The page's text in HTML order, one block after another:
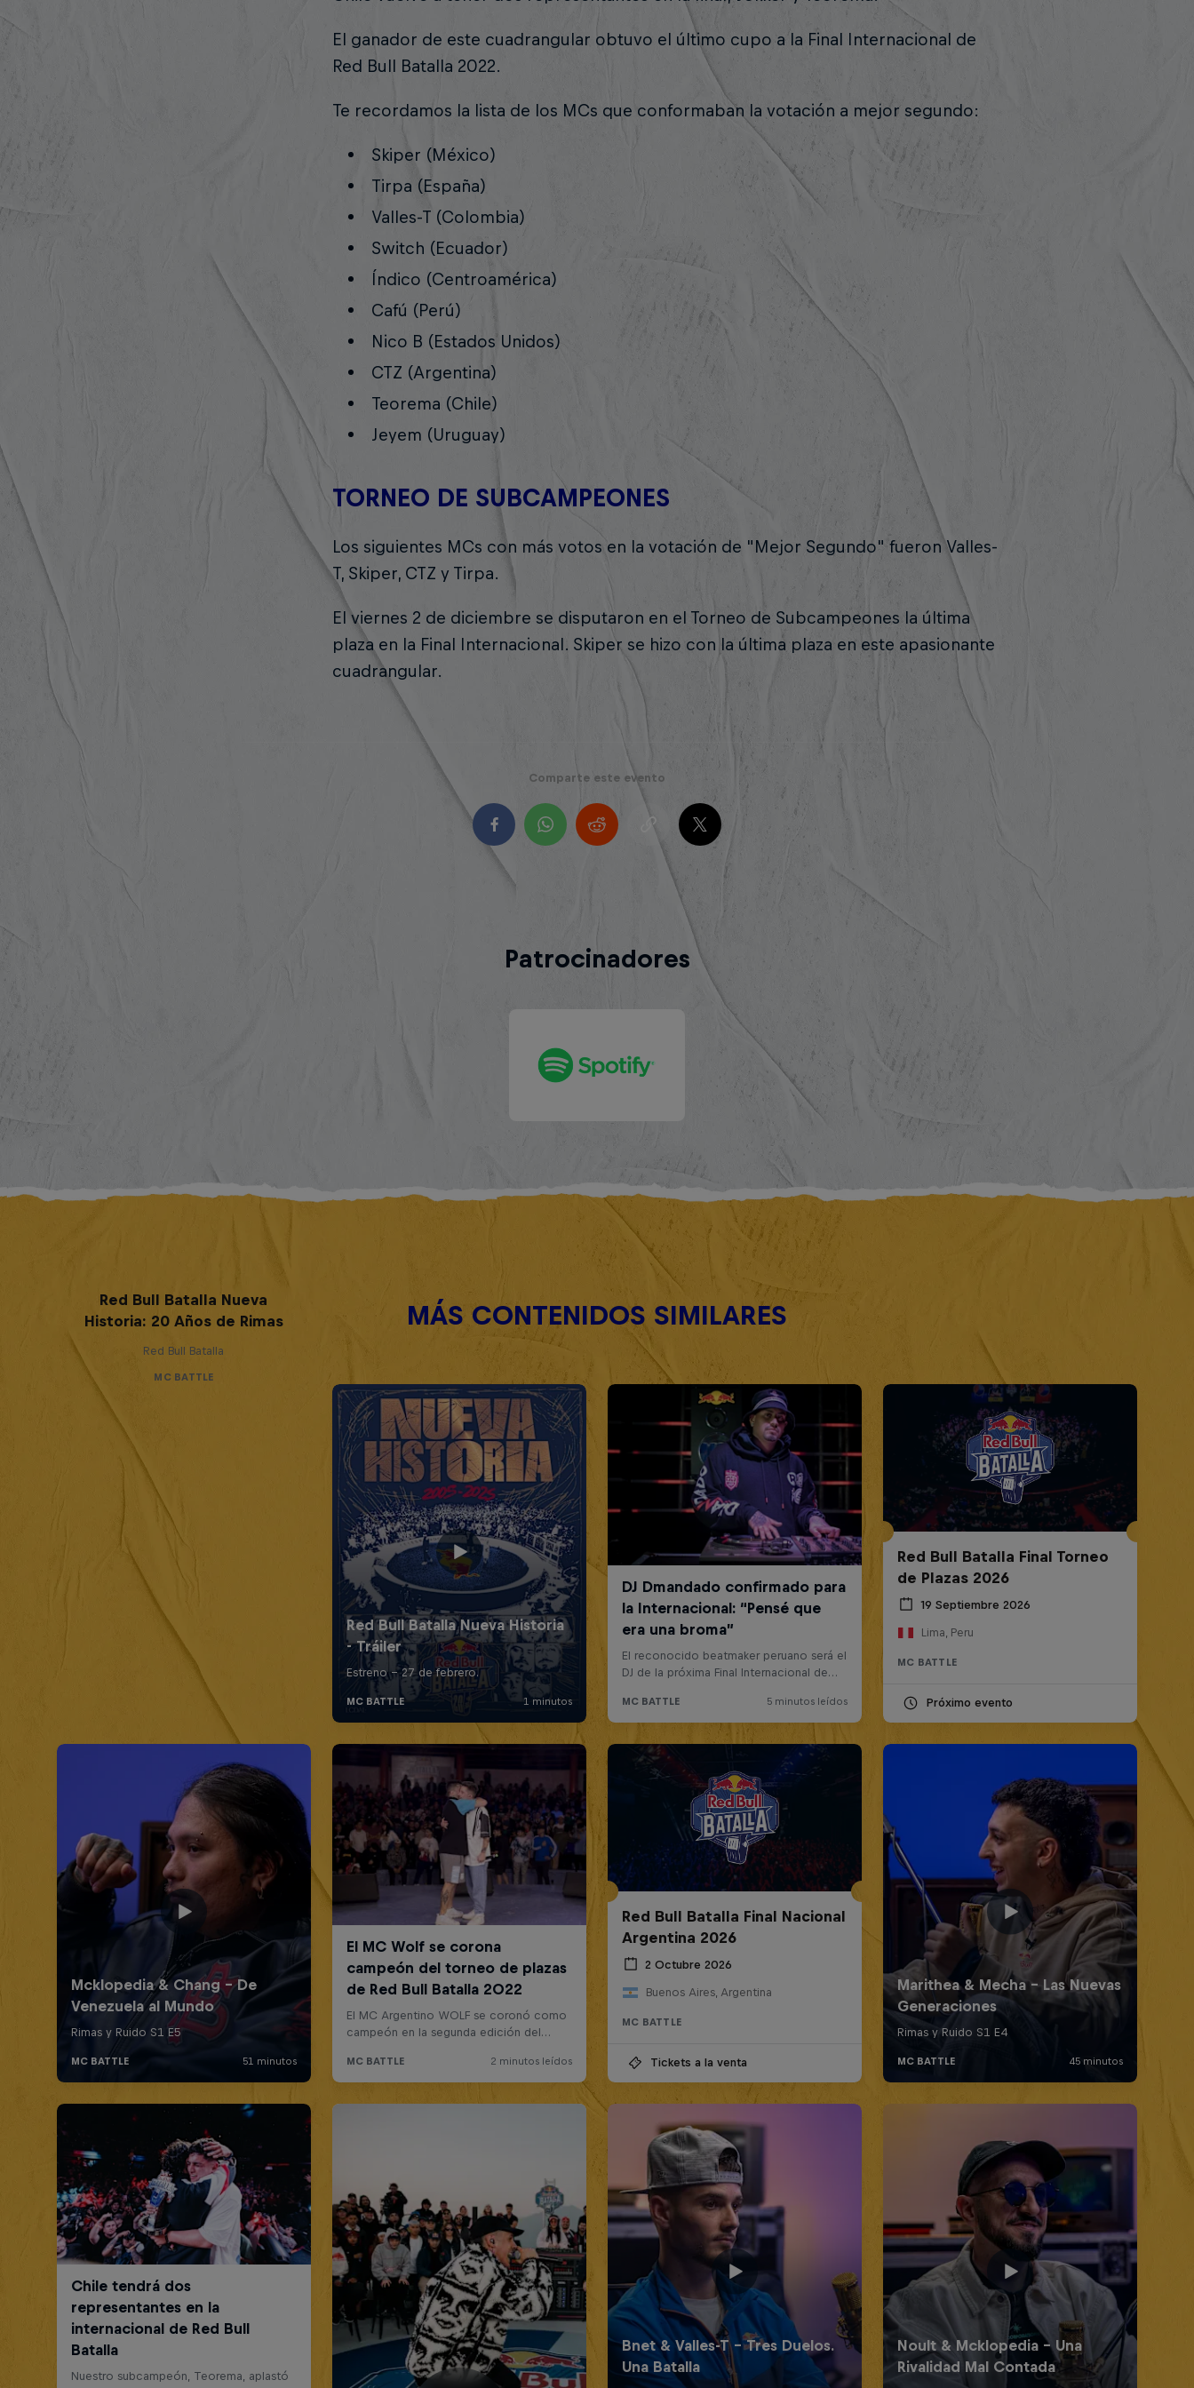
El ganador de este cuadrangular obtuvo el último cupo a la Final Internacional de
Red Bull Batalla 2022.
Te recordamos la lista de los MCs que conformaban la votación a mejor segundo:
Skiper (México)
Tirpa (España)
Valles-T (Colombia)
Switch (Ecuador)
Índico (Centroamérica)
Cafú (Perú)
Nico B (Estados Unidos)
CTZ (Argentina)
Teorema (Chile)
Jeyem (Uruguay)
TORNEO DE SUBCAMPEONES
Los siguientes MCs con más votos en la votación de "Mejor Segundo" fueron Valles-
T, Skiper, CTZ y Tirpa.
El viernes 2 de diciembre se disputaron en el Torneo de Subcampeones la última
plaza en la Final Internacional. Skiper se hizo con la última plaza en este apasionante
cuadrangular.
Comparte este evento
Patrocinadores
MÁS CONTENIDOS SIMILARES
Red Bull Batalla Nueva
Historia: 20 Años de Rimas
Red Bull Batalla
MC BATTLE
Red Bull Batalla Final Torneo
de Plazas 2026
19 Septiembre 2026
Lima, Peru
MC BATTLE
Próximo evento
Red Bull Batalla Final Nacional
Argentina 2026
2 Octubre 2026
Buenos Aires, Argentina
MC BATTLE
Tickets a la venta